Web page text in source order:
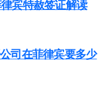
宾特赦签证解读
司在菲律宾要多少